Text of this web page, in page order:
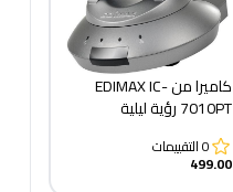
كاميرا من EDIMAX IC-
7010PT رؤية ليلية
0التقييمات
499.00